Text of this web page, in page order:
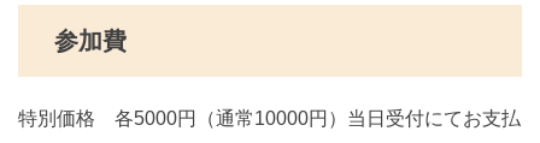
参加費
特別価格 各5000円（通常10000円）当日受付にてお支払